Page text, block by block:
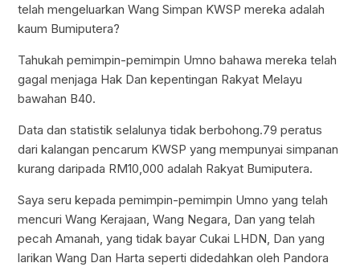
telah mengeluarkan Wang Simpan KWSP mereka adalah
kaum Bumiputera?
Tahukah pemimpin-pemimpin Umno bahawa mereka telah
gagal menjaga Hak Dan kepentingan Rakyat Melayu
bawahan B40.
Data dan statistik selalunya tidak berbohong.79 peratus
dari kalangan pencarum KWSP yang mempunyai simpanan
kurang daripada RM10,000 adalah Rakyat Bumiputera.
Saya seru kepada pemimpin-pemimpin Umno yang telah
mencuri Wang Kerajaan, Wang Negara, Dan yang telah
pecah Amanah, yang tidak bayar Cukai LHDN, Dan yang
larikan Wang Dan Harta seperti didedahkan oleh Pandora